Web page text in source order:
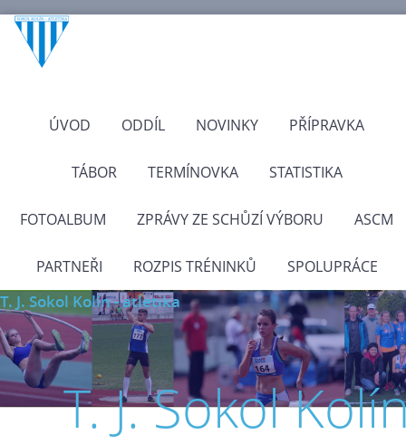
ÚVOD ODDÍL NOVINKY PŘÍPRAVKA
TÁBOR TERMÍNOVKA STATISTIKA
FOTOALBUM ZPRÁVY ZE SCHŮZÍ VÝBORU ASCM
PARTNEŘI ROZPIS TRÉNINKŮ SPOLUPRÁCE
T. J. Sokol Kolín - atletika
T. J. Sokol